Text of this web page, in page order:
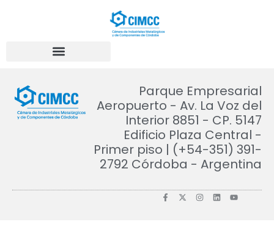
Parque Empresarial
Aeropuerto - Av. La Voz del
Interior 8851 - CP. 5147
Edificio Plaza Central -
Primer piso | (+54-351) 391-
2792 Córdoba - Argentina